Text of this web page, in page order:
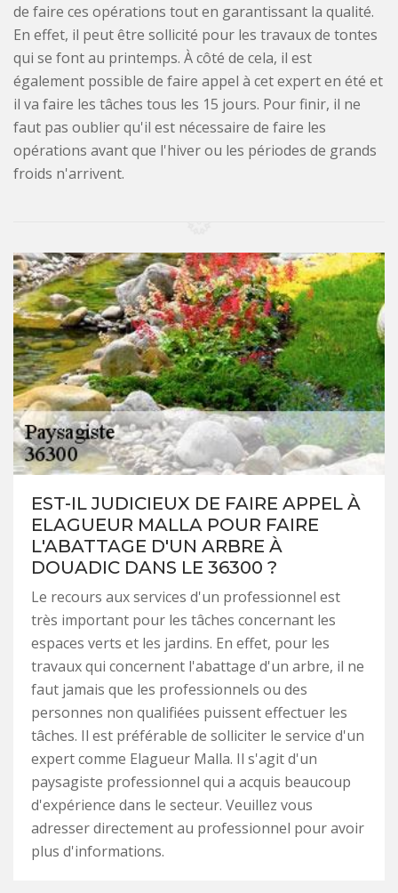
de faire ces opérations tout en garantissant la qualité.
En effet, il peut être sollicité pour les travaux de tontes
qui se font au printemps. À côté de cela, il est
également possible de faire appel à cet expert en été et
il va faire les tâches tous les 15 jours. Pour finir, il ne
faut pas oublier qu'il est nécessaire de faire les
opérations avant que l'hiver ou les périodes de grands
froids n'arrivent.
EST-IL JUDICIEUX DE FAIRE APPEL À
ELAGUEUR MALLA POUR FAIRE
L'ABATTAGE D'UN ARBRE À
DOUADIC DANS LE 36300 ?
Le recours aux services d'un professionnel est
très important pour les tâches concernant les
espaces verts et les jardins. En effet, pour les
travaux qui concernent l'abattage d'un arbre, il ne
faut jamais que les professionnels ou des
personnes non qualifiées puissent effectuer les
tâches. Il est préférable de solliciter le service d'un
expert comme Elagueur Malla. Il s'agit d'un
paysagiste professionnel qui a acquis beaucoup
d'expérience dans le secteur. Veuillez vous
adresser directement au professionnel pour avoir
plus d'informations.